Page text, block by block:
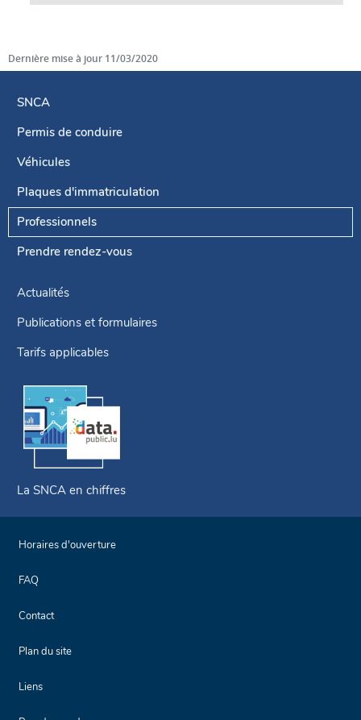
Dernière mise à jour 11/03/2020
Menu
de
navigation
SNCA
Permis de conduire
Véhicules
Plaques d'immatriculation
Professionnels
Prendre rendez-vous
Actualités
Publications et formulaires
Tarifs applicables
La SNCA en chiffres
Horaires d'ouverture
FAQ
Contact
Plan du site
Liens